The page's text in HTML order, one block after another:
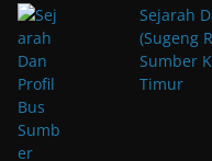
Sejarah
(Sugeng
Sumber
Timur